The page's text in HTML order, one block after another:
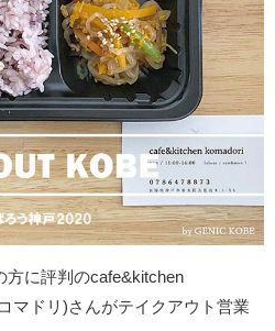
方に評判のcafe&kitchen
マドリ)さんがテイクアウト営業